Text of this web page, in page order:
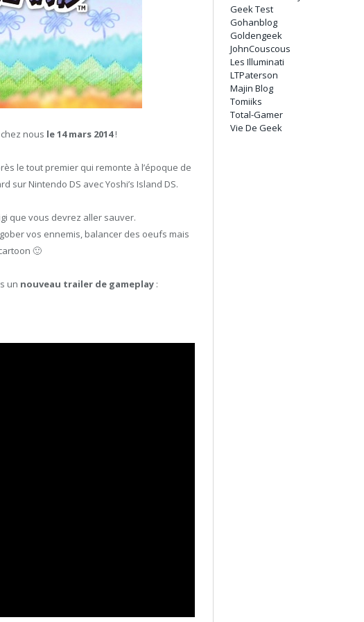
nous le 14 mars 2014!
le tout premier qui remonte à l’époque de
sur Nintendo DS avec Yoshi’s Island DS.
que vous devrez aller sauver.
vos ennemis, balancer des oeufs mais
🙂
un nouveau trailer de gameplay :
Geek Test
Gohanblog
Goldengeek
JohnCouscous
Les Illuminati
LTPaterson
Majin Blog
Tomiiks
Total-Gamer
Vie De Geek